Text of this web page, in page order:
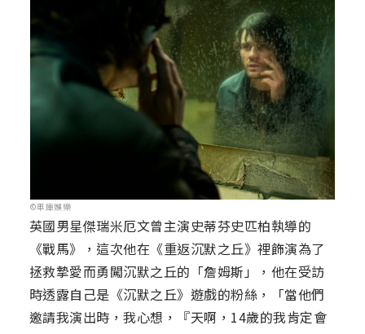
©車庫娛樂
英國男星傑瑞米厄文曾主演史蒂芬史匹柏執導的
《戰馬》，這次他在《重返沉默之丘》裡飾演為了
拯救摯愛而勇闖沉默之丘的「詹姆斯」，他在受訪
時透露自己是《沉默之丘》遊戲的粉絲，「當他們
邀請我演出時，我心想，『天啊，14歲的我肯定會